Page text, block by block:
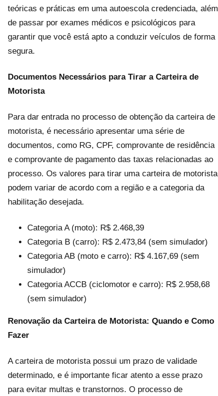
teóricas e práticas em uma autoescola credenciada, além
de passar por exames médicos e psicológicos para
garantir que você está apto a conduzir veículos de forma
segura.
Documentos Necessários para Tirar a Carteira de
Motorista
Para dar entrada no processo de obtenção da carteira de
motorista, é necessário apresentar uma série de
documentos, como RG, CPF, comprovante de residência
e comprovante de pagamento das taxas relacionadas ao
processo. Os valores para tirar uma carteira de motorista
podem variar de acordo com a região e a categoria da
habilitação desejada.
Categoria A (moto): R$ 2.468,39
Categoria B (carro): R$ 2.473,84 (sem simulador)
Categoria AB (moto e carro): R$ 4.167,69 (sem
simulador)
Categoria ACCB (ciclomotor e carro): R$ 2.958,68
(sem simulador)
Renovação da Carteira de Motorista: Quando e Como
Fazer
A carteira de motorista possui um prazo de validade
determinado, e é importante ficar atento a esse prazo
para evitar multas e transtornos. O processo de